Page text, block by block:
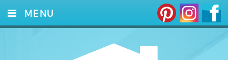
MENU